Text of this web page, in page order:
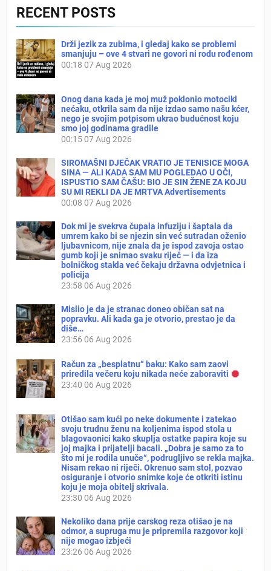
RECENT POSTS
Drži jezik za zubima, i gledaj kako se problemi
smanjuju – ove 4 stvari ne govori ni rodu rođenom
00:18 07 Aug 2026
Onog dana kada je moj muž poklonio motocikl
nećaku, otkrila sam da nije izdao samo našu kćer,
nego je svojim potpisom ukrao budućnost koju
smo joj godinama gradile
00:1507 Aug 2026
SIROMAŠNI DJEČAK VRATIO JE TENISICE MOGA
SINA — ALI KADA SAM MU POGLEDAO U OČI,
ISPUSTIO SAM ČAŠU: BIO JE SIN ŽENE ZA KOJU
SU MI REKLI DA JE MRTVA Advertisements
00:08 07 Aug 2026
Dok mi je svekrva čupala infuziju i šaptala da
umrem kako bi se njezin sin već sutradan oženio
ljubavnicom, nije znala da je ispod zavoja ostao
gumb koji je snimao svaku riječ — i da iza
bolničkog stakla već čekaju državna odvjetnica i
policija
23:58 06 Aug 2026
Mislio je da je stranac doneo običan sat na
popravku. Ali kada ga je otvorio, prestao je da
diše…
23:56 06 Aug 2026
Račun za „besplatnu“ baku: Kako sam zaovi
priredila večeru koju nikada neće zaboraviti
23:40 06 Aug 2026
Otišao sam kući po neke dokumente i zatekao
svoju trudnu ženu na koljenima ispod stola u
blagovaonici kako skuplja ostatke papira koje su
joj majka i prijatelji bacali. „Dobra je samo za to
što mi je rodila unuče“, podrugljivo se rekla majka.
Nisam rekao ni riječi. Okrenuo sam stol, pozvao
osiguranje i otvorio snimke koje će otkriti istinu
koju je moja obitelj skrivala.
23:30 06 Aug 2026
Nekoliko dana prije carskog reza otišao je na
odmor, a supruga mu je pripremila razgovor koji
nije mogao izbjeći
23:26 06 Aug 2026